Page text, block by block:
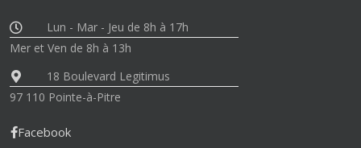
Lun - Mar - Jeu de 8h à 17h
Mer et Ven de 8h à 13h
18 Boulevard Legitimus
97 110 Pointe-à-Pitre
Facebook